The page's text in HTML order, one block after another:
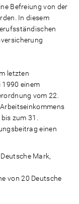
Befreiung von der
In diesem
letzten
einem
vom 22.
zum 31.
einen
Mark,
von 20 Deutsche